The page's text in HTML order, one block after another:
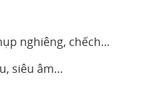
nghiêng, chếch…
siêu âm…